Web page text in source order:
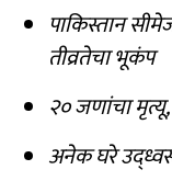
पाकिस्तान
तीव्रतेचा भूकंप
२० जणांचा
अनेक घरे